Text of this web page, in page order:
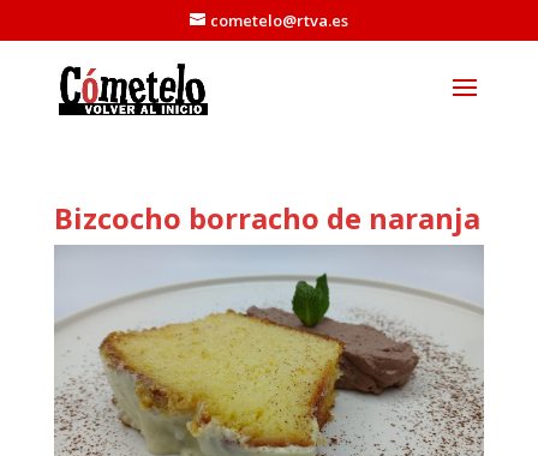
cometelo@rtva.es
Bizcocho borracho de naranja